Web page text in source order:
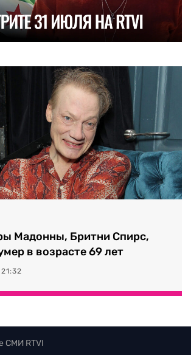
Мадонны, Бритни Спирс,
в возрасте 69 лет
СМИ RTVI